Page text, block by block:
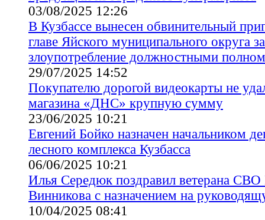
03/08/2025 12:26
В Кузбассе вынесен обвинительный
главе Яйского муниципального округа за
злоупотребление должностными
29/07/2025 14:52
Покупателю дорогой видеокарты не
магазина «ДНС» крупную сумму
23/06/2025 10:21
Евгений Бойко назначен начальником
лесного комплекса Кузбасса
06/06/2025 10:21
Илья Середюк поздравил ветерана СВО
Винникова с назначением на
10/04/2025 08:41